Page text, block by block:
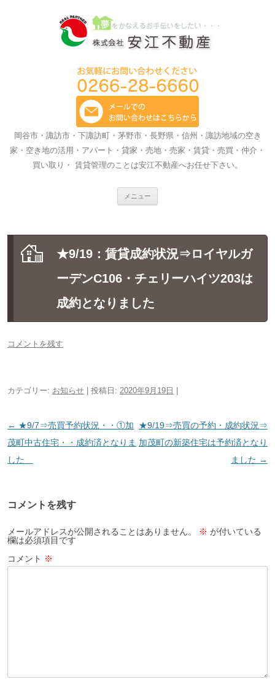
岡谷市・諏訪市・下諏訪町・茅野市・長野県・信州・諏訪地域の空き
家・空き地の活用・アパート・貸家・売地・売家・賃貸・売買・仲介・
買い取り・ 賃貸管理のことは安江不動産へお任せ下さい。
メニュー
へ
キ
ッ
★9/19：賃貸成約状況⇒ロイヤルガ
ーデンC106・チェリーハイツ203は
成約となりました
コメントを残す
カテゴリー: お知らせ | 投稿日: 2020年9月19日
投
稿
ナ
ー
シ
ョ
ン
← ★9/7⇒売買予約状況・・①加
茂町中古住宅・・成約済となりま
した
★9/19⇒売買の予約・成約状況⇒
加茂町の新築住宅は予約済となり
ました →
コメントを残す
メールアドレスが公開されることはありません。 ※ が付いている
欄は必須項目です
コメント ※